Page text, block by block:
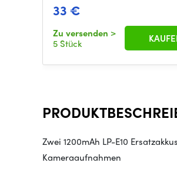
33 €
Zu versenden >
5 Stück
Zwei 1200mAh LP-E10
Kameraaufnahmen